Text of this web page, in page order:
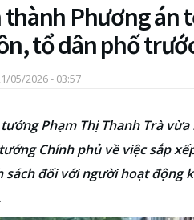
thành Phương án
tổ dân phố
05/2026 - 03:57
Phạm Thị Thanh Trà
Chính phủ về việc sắp
sách đối với người hoạt động